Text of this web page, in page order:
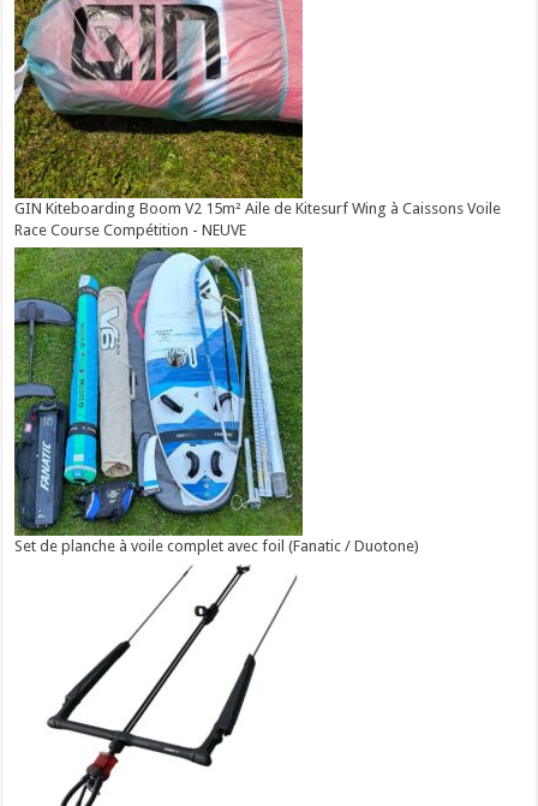
GIN Kiteboarding Boom V2 15m² Aile de Kitesurf Wing à Caissons Voile
Race Course Compétition - NEUVE
Set de planche à voile complet avec foil (Fanatic / Duotone)